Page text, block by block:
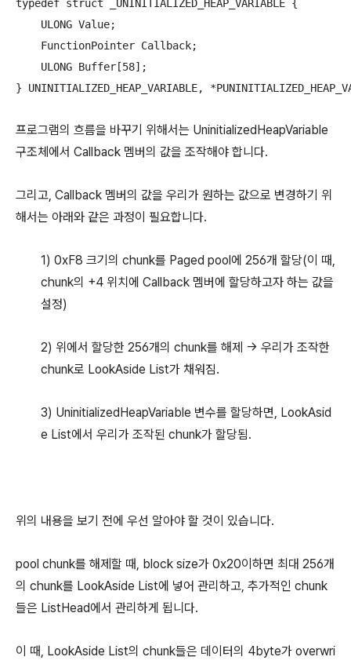
typedef struct _UNINITIALIZED_HEAP_VARIABLE {
    ULONG Value;
    FunctionPointer Callback;
    ULONG Buffer[58];
} UNINITIALIZED_HEAP_VARIABLE,
프로그램의 흐름을 바꾸기 위해서는 UninitializedHeapVariable
구조체에서 Callback 멤버의 값을 조작해야 합니다.
그리고, Callback 멤버의 값을 우리가 원하는 값으로 변경하기 위
해서는 아래와 같은 과정이 필요합니다.
1) 0xF8 크기의 chunk를 Paged pool에 256개 할당(이 때,
chunk의 +4 위치에 Callback 멤버에 할당하고자 하는 값을
설정)
2) 위에서 할당한 256개의 chunk를 해제 -> 우리가 조작한
chunk로 LookAside List가 채워짐.
3) UninitializedHeapVariable 변수를 할당하면, LookAsid
e List에서 우리가 조작된 chunk가 할당됨.
위의 내용을 보기 전에 우선 알아야 할 것이 있습니다.
pool chunk를 해제할 때, block size가 0x20이하면 최대 256개
의 chunk를 LookAside List에 넣어 관리하고, 추가적인 chunk
들은 ListHead에서 관리하게 됩니다.
이 때, LookAside List의 chunk들은 데이터의 4byte가 overwri